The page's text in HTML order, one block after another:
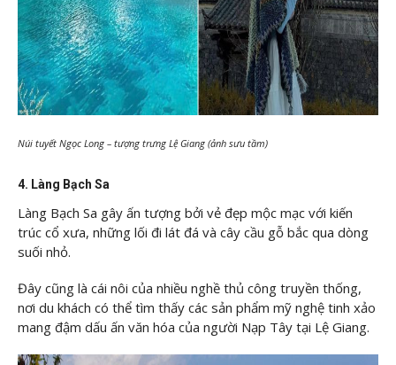
Núi tuyết Ngọc Long – tượng trưng Lệ Giang (ảnh sưu tầm)
4. Làng Bạch Sa
Làng Bạch Sa gây ấn tượng bởi vẻ đẹp mộc mạc với kiến
trúc cổ xưa, những lối đi lát đá và cây cầu gỗ bắc qua dòng
suối nhỏ.
Đây cũng là cái nôi của nhiều nghề thủ công truyền thống,
nơi du khách có thể tìm thấy các sản phẩm mỹ nghệ tinh xảo
mang đậm dấu ấn văn hóa của người Nạp Tây tại Lệ Giang.